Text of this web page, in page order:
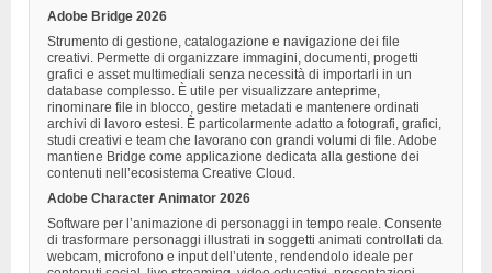
Adobe Bridge 2026
Strumento di gestione, catalogazione e navigazione dei file
creativi. Permette di organizzare immagini, documenti, progetti
grafici e asset multimediali senza necessità di importarli in un
database complesso. È utile per visualizzare anteprime,
rinominare file in blocco, gestire metadati e mantenere ordinati
archivi di lavoro estesi. È particolarmente adatto a fotografi, grafici,
studi creativi e team che lavorano con grandi volumi di file. Adobe
mantiene Bridge come applicazione dedicata alla gestione dei
contenuti nell’ecosistema Creative Cloud.
Adobe Character Animator 2026
Software per l’animazione di personaggi in tempo reale. Consente
di trasformare personaggi illustrati in soggetti animati controllati da
webcam, microfono e input dell’utente, rendendolo ideale per